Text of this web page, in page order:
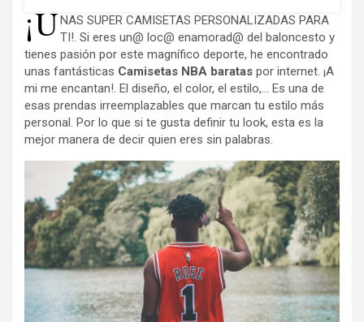
¡UNAS SUPER CAMISETAS PERSONALIZADAS PARA
TI!. Si eres un@ loc@ enamorad@ del baloncesto y
tienes pasión por este magnífico deporte, he encontrado
unas fantásticas Camisetas NBA baratas por internet. ¡A
mi me encantan!. El diseño, el color, el estilo,… Es una de
esas prendas irreemplazables que marcan tu estilo más
personal. Por lo que si te gusta definir tu look, esta es la
mejor manera de decir quien eres sin palabras.